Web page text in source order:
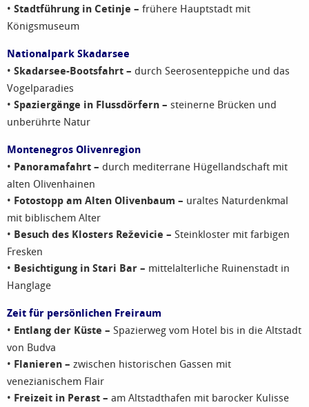
• Stadtführung in Cetinje – frühere Hauptstadt mit
Königsmuseum
Nationalpark Skadarsee
• Skadarsee-Bootsfahrt – durch Seerosenteppiche und das
Vogelparadies
• Spaziergänge in Flussdörfern – steinerne Brücken und
unberührte Natur
Montenegros Olivenregion
• Panoramafahrt – durch mediterrane Hügellandschaft mit
alten Olivenhainen
• Fotostopp am Alten Olivenbaum – uraltes Naturdenkmal
mit biblischem Alter
• Besuch des Klosters Reževicie – Steinkloster mit farbigen
Fresken
• Besichtigung in Stari Bar – mittelalterliche Ruinenstadt in
Hanglage
Zeit für persönlichen Freiraum
• Entlang der Küste – Spazierweg vom Hotel bis in die Altstadt
von Budva
• Flanieren – zwischen historischen Gassen mit
venezianischem Flair
• Freizeit in Perast – am Altstadthafen mit barocker Kulisse